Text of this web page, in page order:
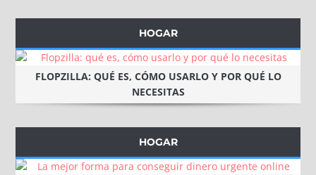
HOGAR
FLOPZILLA: QUÉ ES, CÓMO USARLO Y POR QUÉ LO
NECESITAS
HOGAR